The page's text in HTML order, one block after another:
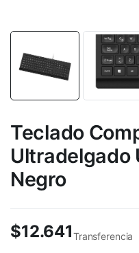
Teclado
Ultradelgado
Negro
$12.641Transferencia